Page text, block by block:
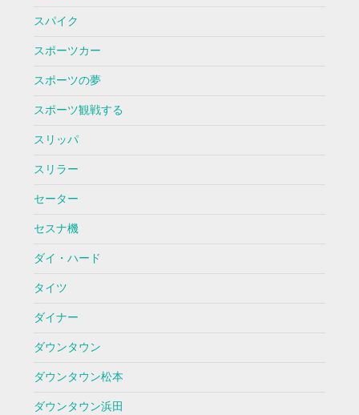
スパイク
スポーツカー
スポーツの夢
スポーツ観戦する
スリッパ
スリラー
セーター
セスナ機
ダイ・ハード
タイツ
ダイナー
ダウンタウン
ダウンタウン松本
ダウンタウン浜田